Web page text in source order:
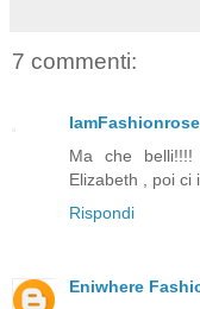
7 commenti:
IamFashionrose
Ma che
Elizabeth , poi ci
Rispondi
Eniwhere